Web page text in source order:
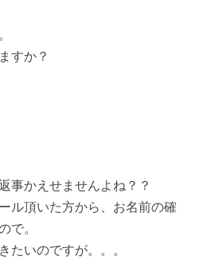
すか？
事かえせませんよね？？
ル頂いた方から、お名前の確
で。
たいのですが。。。